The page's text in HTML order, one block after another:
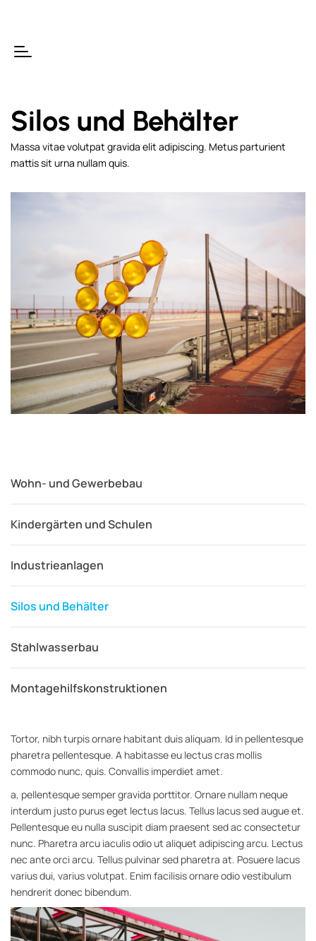
Silos und Behälter
Massa vitae volutpat gravida elit adipiscing. Metus parturient
mattis sit urna nullam quis.
Wohn- und Gewerbebau
Kindergärten und Schulen
Industrieanlagen
Silos und Behälter
Stahlwasserbau
Montagehilfskonstruktionen
Tortor, nibh turpis ornare habitant duis aliquam. Id in pellentesque
pharetra pellentesque. A habitasse eu lectus cras mollis
commodo nunc, quis. Convallis imperdiet amet.
a, pellentesque semper gravida porttitor. Ornare nullam neque
interdum justo purus eget lectus lacus. Tellus lacus sed augue et.
Pellentesque eu nulla suscipit diam praesent sed ac consectetur
nunc. Pharetra arcu iaculis odio ut aliquet adipiscing arcu. Lectus
nec ante orci arcu. Tellus pulvinar sed pharetra at. Posuere lacus
varius dui, varius volutpat. Enim facilisis ornare odio vestibulum
hendrerit donec bibendum.